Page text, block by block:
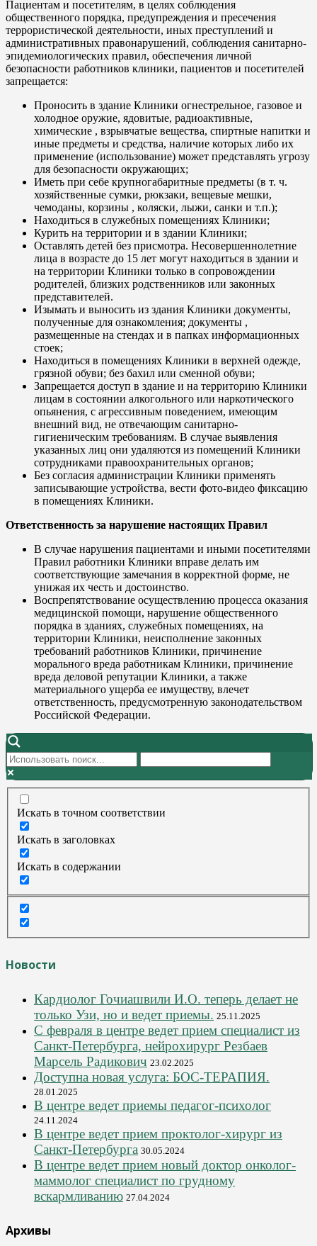
Пациентам и посетителям, в целях соблюдения
общественного порядка, предупреждения и пресечения
террористической деятельности, иных преступлений и
административных правонарушений, соблюдения санитарно-
эпидемиологических правил, обеспечения личной
безопасности работников клиники, пациентов и посетителей
запрещается:
Проносить в здание Клиники огнестрельное, газовое и
холодное оружие, ядовитые, радиоактивные,
химические , взрывчатые вещества, спиртные напитки и
иные предметы и средства, наличие которых либо их
применение (использование) может представлять угрозу
для безопасности окружающих;
Иметь при себе крупногабаритные предметы (в т. ч.
хозяйственные сумки, рюкзаки, вещевые мешки,
чемоданы, корзины , коляски, лыжи, санки и т.п.);
Находиться в служебных помещениях Клиники;
Курить на территории и в здании Клиники;
Оставлять детей без присмотра. Несовершеннолетние
лица в возрасте до 15 лет могут находиться в здании и
на территории Клиники только в сопровождении
родителей, близких родственников или законных
представителей.
Изымать и выносить из здания Клиники документы,
полученные для ознакомления; документы ,
размещенные на стендах и в папках информационных
стоек;
Находиться в помещениях Клиники в верхней одежде,
грязной обуви; без бахил или сменной обуви;
Запрещается доступ в здание и на территорию Клиники
лицам в состоянии алкогольного или наркотического
опьянения, с агрессивным поведением, имеющим
внешний вид, не отвечающим санитарно-
гигиеническим требованиям. В случае выявления
указанных лиц они удаляются из помещений Клиники
сотрудниками правоохранительных органов;
Без согласия администрации Клиники применять
записывающие устройства, вести фото-видео фиксацию
в помещениях Клиники.
Ответственность за нарушение настоящих Правил
В случае нарушения пациентами и иными посетителями
Правил работники Клиники вправе делать им
соответствующие замечания в корректной форме, не
унижая их честь и достоинство.
Воспрепятствование осуществлению процесса оказания
медицинской помощи, нарушение общественного
порядка в зданиях, служебных помещениях, на
территории Клиники, неисполнение законных
требований работников Клиники, причинение
морального вреда работникам Клиники, причинение
вреда деловой репутации Клиники, а также
материального ущерба ее имуществу, влечет
ответственность, предусмотренную законодательством
Российской Федерации.
Искать в точном соответствии
Искать в заголовках
Искать в содержании
Новости
Кардиолог Гочиашвили И.О. теперь делает не
только Узи, но и ведет приемы. 25.11.2025
С февраля в центре ведет прием специалист из
Санкт-Петербурга, нейрохирург Резбаев
Марсель Радикович 23.02.2025
Доступна новая услуга: БОС-ТЕРАПИЯ.
28.01.2025
В центре ведет приемы педагог-психолог
24.11.2024
В центре ведет прием проктолог-хирург из
Санкт-Петербурга 30.05.2024
В центре ведет прием новый доктор онколог-
маммолог специалист по грудному
вскармливанию 27.04.2024
Архивы